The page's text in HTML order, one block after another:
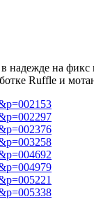
на фикс
Ruffle и